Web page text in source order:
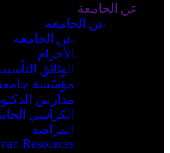
عن الجامعة
عن الجامعة
عن الجامعة
الأحرام
الوثائق
مؤسّسة
مدارس
الكراسي
المراصد
Resources